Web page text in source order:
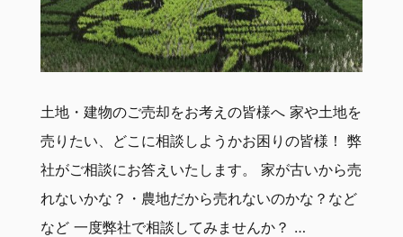
土地・建物のご売却をお考えの皆様へ 家や土地を
売りたい、どこに相談しようかお困りの皆様！ 弊
社がご相談にお答えいたします。 家が古いから売
れないかな？・農地だから売れないのかな？など
など 一度弊社で相談してみませんか？ …